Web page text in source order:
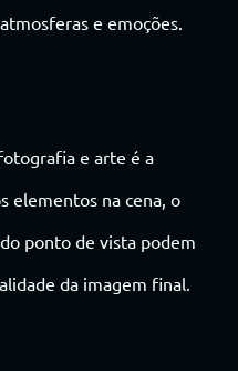
e emoções.
e arte é a
elementos na cena, o
ponto de vista podem
da imagem final.